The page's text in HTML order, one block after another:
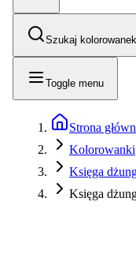
Szukaj
Toggle menu
Strona
Kolorowanki
Księga
Księga